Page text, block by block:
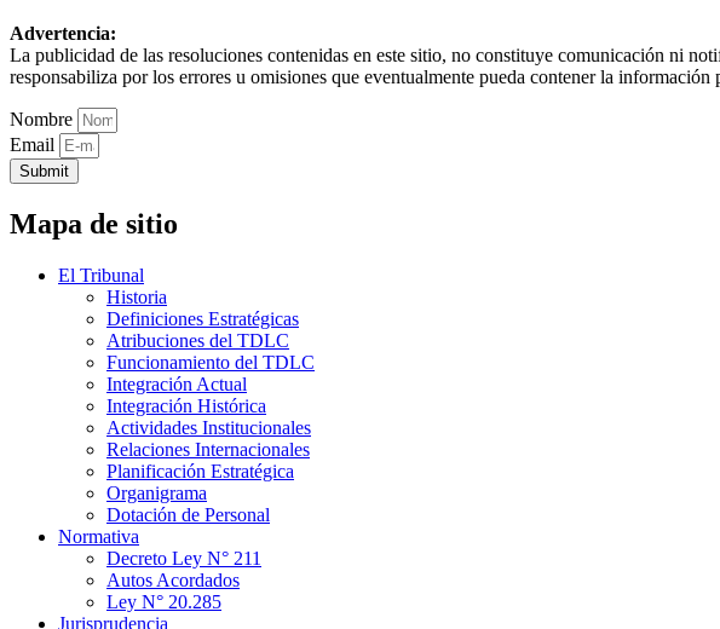
Advertencia:
La publicidad de las resoluciones contenidas en este sitio, no constituye comunicación ni
responsabiliza por los errores u omisiones que eventualmente pueda contener la información
Nombre
Email
Submit
Mapa de sitio
El Tribunal
Historia
Definiciones Estratégicas
Atribuciones del TDLC
Funcionamiento del TDLC
Integración Actual
Integración Histórica
Actividades Institucionales
Relaciones Internacionales
Planificación Estratégica
Organigrama
Dotación de Personal
Normativa
Decreto Ley N° 211
Autos Acordados
Ley N° 20.285
Jurisprudencia